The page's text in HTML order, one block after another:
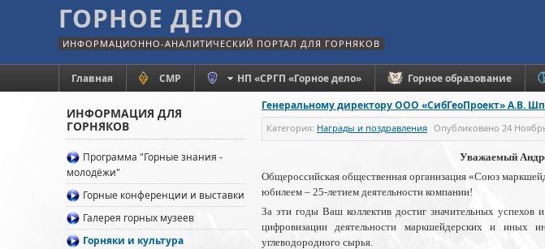
ГОРНОЕ ДЕЛО
ИНФОРМАЦИОННО-АНАЛИТИЧЕСКИЙ ПОРТАЛ ДЛЯ ГОРНЯКОВ
Главная СМР НП «СРГП «Горное дело» Горное образование
Генеральному директору ООО «СибГеоПроект» А.В.
Категория: Награды и поздравления Опубликовано 24
Уважаемый
Общероссийская общественная организация «Союз
юбилеем – 25-летием деятельности компании!
За эти годы Ваш коллектив достиг значительных
цифровизации деятельности маркшейдерских и иных
углеводородного сырья.
ИНФОРМАЦИЯ ДЛЯ
ГОРНЯКОВ
Программа "Горные знания -
молодёжи"
Горные конференции и выставки
Галерея горных музеев
Горняки и культура